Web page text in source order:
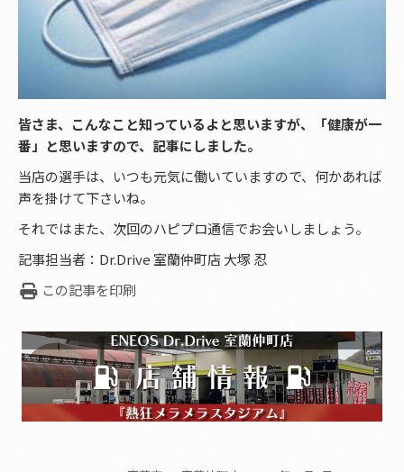
皆さま、こんなこと知っているよと思いますが、「健康が一
番」と思いますので、記事にしました。
当店の選手は、いつも元気に働いていますので、何かあれば
声を掛けて下さいね。
それではまた、次回のハピプロ通信でお会いしましょう。
記事担当者：Dr.Drive 室蘭仲町店 大塚 忍
この記事を印刷